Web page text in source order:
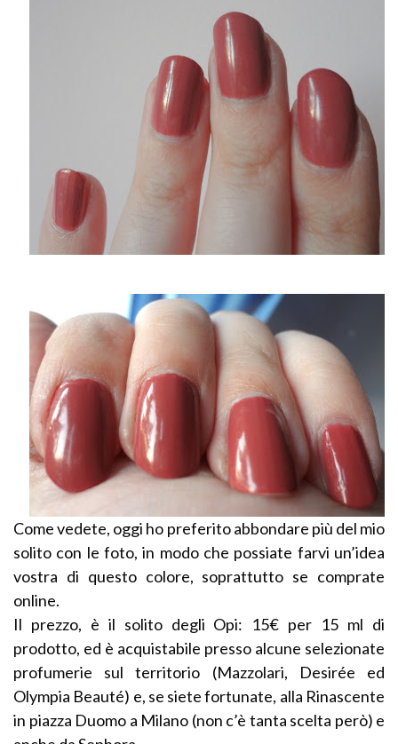
Come vedete, oggi ho preferito abbondare più del mio
solito con le foto, in modo che possiate farvi un’idea
vostra di questo colore, soprattutto se comprate
online.
Il prezzo, è il solito degli Opi: 15€ per 15 ml di
prodotto, ed è acquistabile presso alcune selezionate
profumerie sul territorio (Mazzolari, Desirée ed
Olympia Beauté) e, se siete fortunate, alla Rinascente
in piazza Duomo a Milano (non c’è tanta scelta però) e